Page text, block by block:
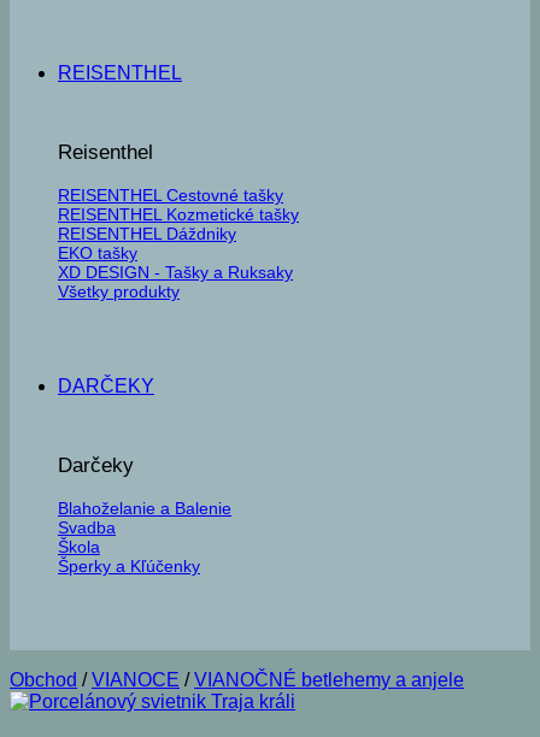
REISENTHEL
Reisenthel
REISENTHEL Cestovné tašky
REISENTHEL Kozmetické tašky
REISENTHEL Dáždniky
EKO tašky
XD DESIGN - Tašky a Ruksaky
Všetky produkty
DARČEKY
Darčeky
Blahoželanie a Balenie
Svadba
Škola
Šperky a Kľúčenky
Obchod / VIANOCE / VIANOČNÉ betlehemy a anjele